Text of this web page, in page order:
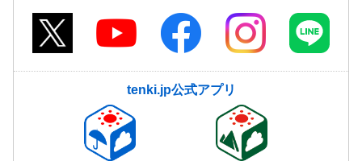
tenki.jp公式アプリ